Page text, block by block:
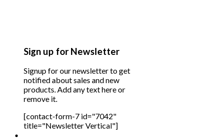
Sign up for Newsletter
Signup for our newsletter to get
notified about sales and new
products. Add any text here or
remove it.
[contact-form-7 id="7042"
title="Newsletter Vertical"]